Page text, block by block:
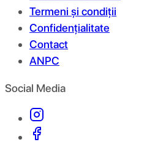
Termeni și condiții
Confidențialitate
Contact
ANPC
Social Media